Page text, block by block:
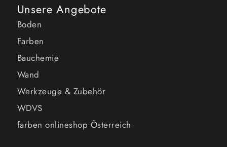
Unsere Angebote
Boden
Farben
Bauchemie
Wand
Werkzeuge & Zubehör
WDVS
farben onlineshop Österreich